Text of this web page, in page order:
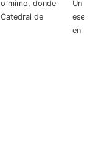
mimo, donde
de
Un
en